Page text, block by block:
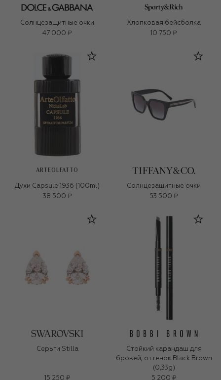
Солнцезащитные очки
47 000 ₽
Хлопковая бейсболка
10 750 ₽
ARTEOLFATTO
Духи Capsule 1936 (100ml)
38 500 ₽
Солнцезащитные очки
53 500 ₽
Серьги Stilla
15 250 ₽
Стойкий карандаш для
бровей, оттенок Black Brown
(0,33g)
5 200 ₽